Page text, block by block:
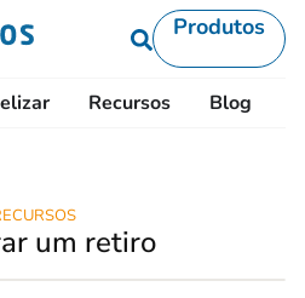
Produtos
Recursos Blog
um retiro